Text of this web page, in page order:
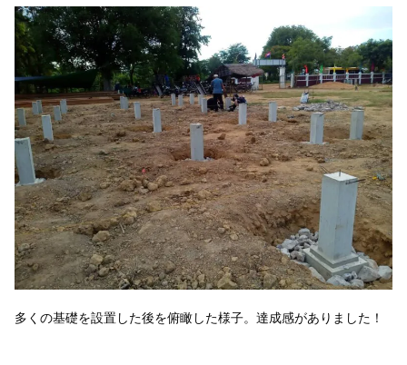
多くの基礎を設置した後を俯瞰した様子。達成感がありました！